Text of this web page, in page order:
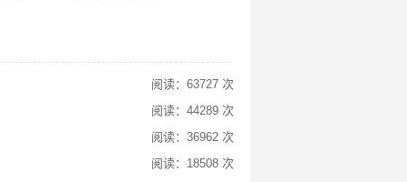
阅读：63727 次
阅读：44289 次
阅读：36962 次
阅读：18508 次